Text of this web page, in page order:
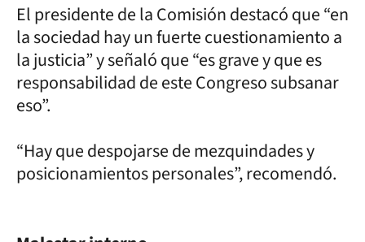
El presidente de la Comisión destacó que “en
la sociedad hay un fuerte cuestionamiento a
la justicia” y señaló que “es grave y que es
responsabilidad de este Congreso subsanar
eso”.
“Hay que despojarse de mezquindades y
posicionamientos personales”, recomendó.